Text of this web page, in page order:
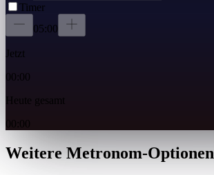
Timer
05:00
Jetzt
00:00
Heute gesamt
00:00
Weitere Metronom-Optionen